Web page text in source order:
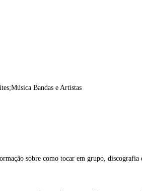
Bandas e Artistas
sobre como tocar em grupo, discografia